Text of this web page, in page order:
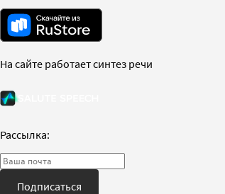
На сайте работает синтез речи
Рассылка:
Подписаться